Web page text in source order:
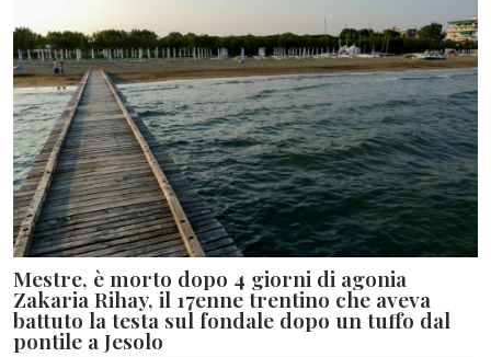
Mestre, è morto dopo 4 giorni di agonia
Zakaria Rihay, il 17enne trentino che aveva
battuto la testa sul fondale dopo un tuffo dal
pontile a Jesolo